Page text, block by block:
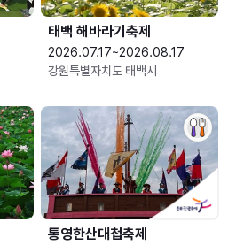
태백 해바라기축제
2026.07.17~2026.08.17
강원특별자치도 태백시
통영한산대첩축제